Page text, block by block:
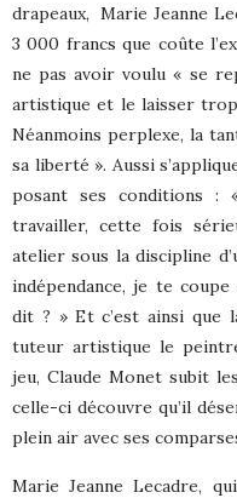
drapeaux, Marie Jeanne
3 000 francs que coûte
ne pas avoir voulu « se
artistique et le laisser trop
Néanmoins perplexe, la
sa liberté ». Aussi
posant ses conditions :
travailler, cette fois
atelier sous la discipline
indépendance, je te
dit ? » Et c’est ainsi que
tuteur artistique le
jeu, Claude Monet subit
celle-ci découvre qu’il
plein air avec ses
Marie Jeanne Lecadre,